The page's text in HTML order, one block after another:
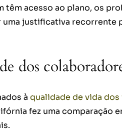
têm acesso ao plano, os
justificativa recorrente
dos
à qualidade de vida
fez uma comparação